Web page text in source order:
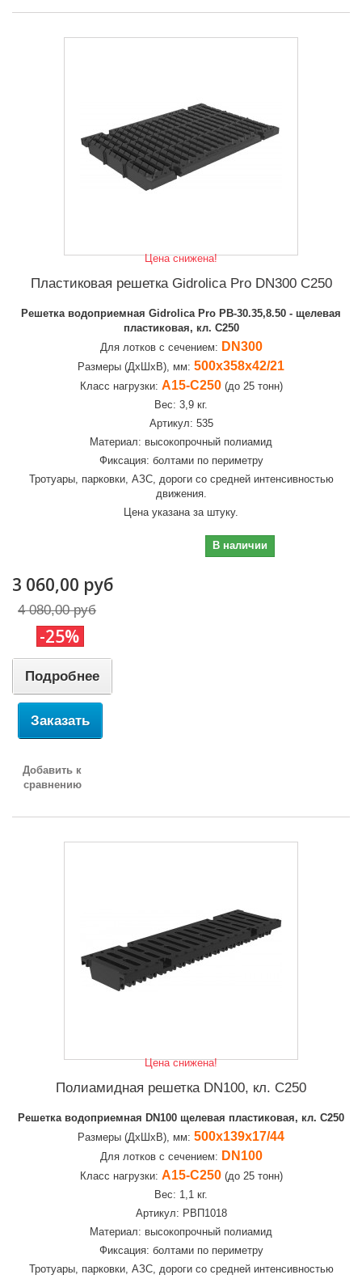
Цена снижена!
Пластиковая решетка Gidrolica Pro DN300 C250
Решетка водоприемная Gidrolica Pro РВ-30.35,8.50 - щелевая
пластиковая, кл. С250
Для лотков с сечением: DN300
Размеры (ДхШхВ), мм: 500х358х42/21
Класс нагрузки: А15-С250(до 25 тонн)
Вес: 3,9 кг.
Артикул: 535
Материал: высокопрочный полиамид
Фиксация: болтами по периметру
Тротуары, парковки, АЗС, дороги со средней интенсивностью
движения.
Цена указана за штуку.
В наличии
3 060,00 руб
4 080,00 руб
-25%
Подробнее
Заказать
Добавить к
сравнению
Цена снижена!
Полиамидная решетка DN100, кл. C250
Решетка водоприемная DN100 щелевая пластиковая, кл. C250
Размеры (ДхШхВ), мм: 500х139х17/44
Для лотков с сечением: DN100
Класс нагрузки: А15-C250(до 25 тонн)
Вес: 1,1 кг.
Артикул: PВП1018
Материал: высокопрочный полиамид
Фиксация: болтами по периметру
Тротуары, парковки, АЗС, дороги со средней интенсивностью